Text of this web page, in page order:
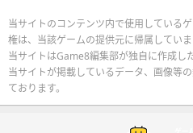
当サイトのコンテンツ内で使用している
権は、当該ゲームの提供元に帰属していま
当サイトはGame8編集部が独自に作成し
当サイトが掲載しているデータ、画像等
ております。